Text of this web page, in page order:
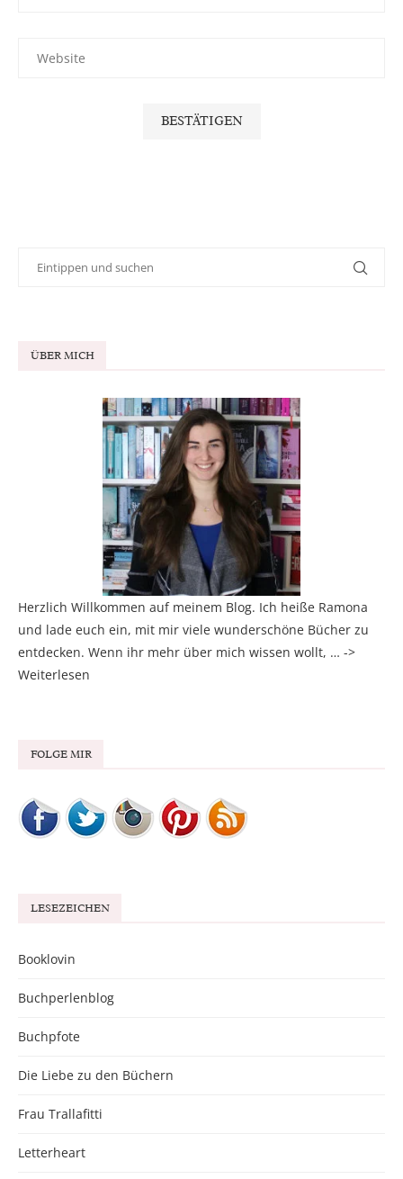
ÜBER MICH
Herzlich Willkommen auf meinem Blog. Ich heiße Ramona
und lade euch ein, mit mir viele wunderschöne Bücher zu
entdecken. Wenn ihr mehr über mich wissen wollt, … ->
Weiterlesen
FOLGE MIR
LESEZEICHEN
Booklovin
Buchperlenblog
Buchpfote
Die Liebe zu den Büchern
Frau Trallafitti
Letterheart